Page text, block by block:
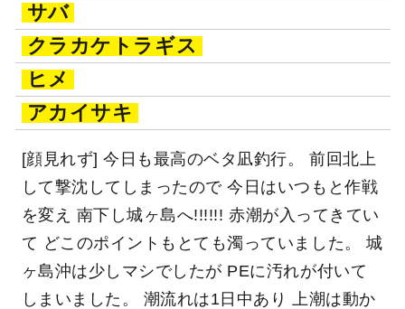
サバ
クラカケトラギス
ヒメ
アカイサキ
[顔見れず] 今日も最高のベタ凪釣行。 前回北上
して撃沈してしまったので 今日はいつもと作戦
を変え 南下し城ヶ島へ!!!!!! 赤潮が入ってきてい
て どこのポイントもとても濁っていました。 城
ヶ島沖は少しマシでしたが PEに汚れが付いて
しまいました。 潮流れは1日中あり 上潮は動か